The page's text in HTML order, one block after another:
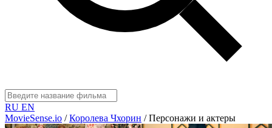
RU EN
MovieSense.io / Королева Чхорин / Персонажи и актеры